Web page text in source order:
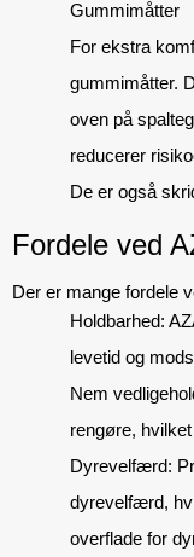
Gummimåtter
For ekstra
gummimåtter.
oven på
reducerer
De er også
Fordele ved
Der er mange fordele
Holdbarhed:
levetid og
Nem
rengøre,
Dyrevelfærd:
dyrevelfærd,
overflade for